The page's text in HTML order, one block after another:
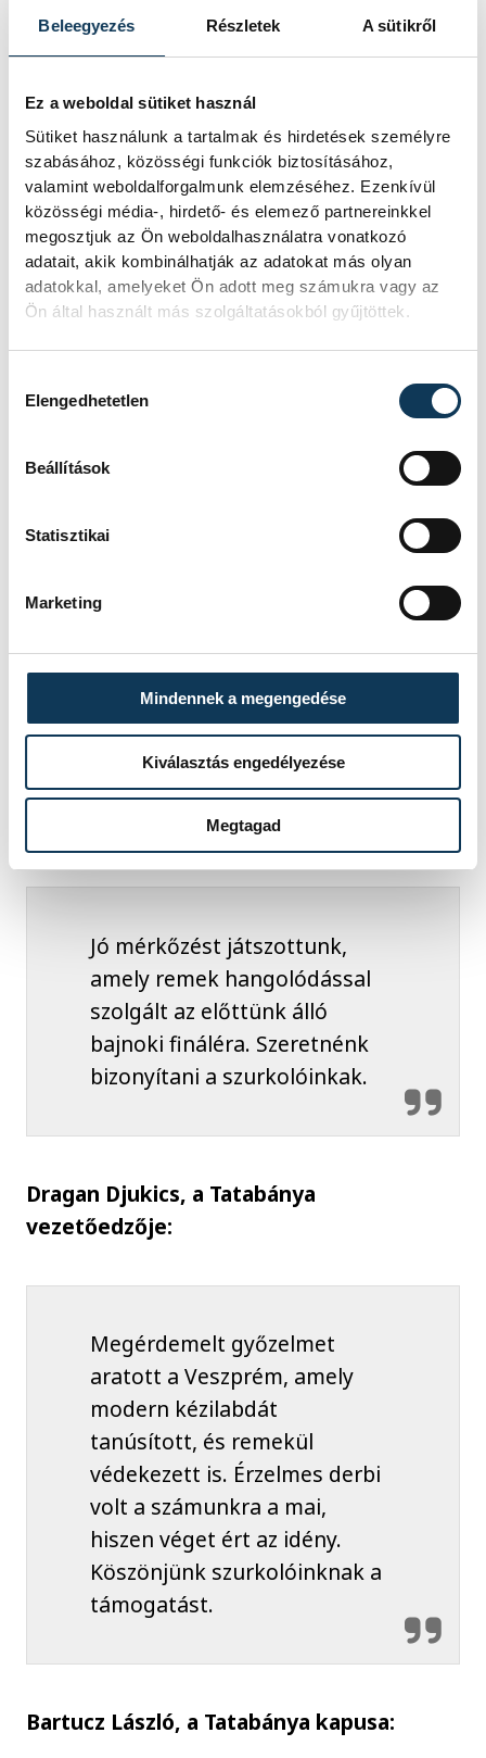
Beleegyezés Részletek A sütikről
Ez a weboldal sütiket használ
Sütiket használunk a tartalmak és hirdetések személyre
szabásához, közösségi funkciók biztosításához,
valamint weboldalforgalmunk elemzéséhez. Ezenkívül
közösségi média-, hirdető- és elemező partnereinkkel
megosztjuk az Ön weboldalhasználatra vonatkozó
adatait, akik kombinálhatják az adatokat más olyan
adatokkal, amelyeket Ön adott meg számukra vagy az
Ön által használt más szolgáltatásokból gyűjtöttek.
Elengedhetetlen
Beállítások
Statisztikai
Marketing
Mindennek a megengedése
Kiválasztás engedélyezése
Megtagad
Ushal, Fotache, Urban 4, Tóth,
Kiállítások: 6, ill. 2 perc
Hétméteresek:3/2, ill. 2/2
Így értékelte a látottakat
Elégedett voltam a csapatom
teljesítményével. Az idény
fog következni, nehéz
megmérettetések várnak
ránk.
Ligetvári Patrik, a Telekom Veszprém
Jó mérkőzést játszottunk,
amely remek hangolódással
szolgált az előttünk álló
bajnoki fináléra. Szeretnénk
bizonyítani a szurkolóinkak.
Dragan Djukics, a Tatabánya
vezetőedzője:
Megérdemelt győzelmet
aratott a Veszprém, amely
modern kézilabdát
tanúsított, és remekül
védekezett is. Érzelmes derbi
volt a számunkra a mai,
hiszen véget ért az idény.
Köszönjünk szurkolóinknak a
támogatást.
Bartucz László, a Tatabánya kapusa: